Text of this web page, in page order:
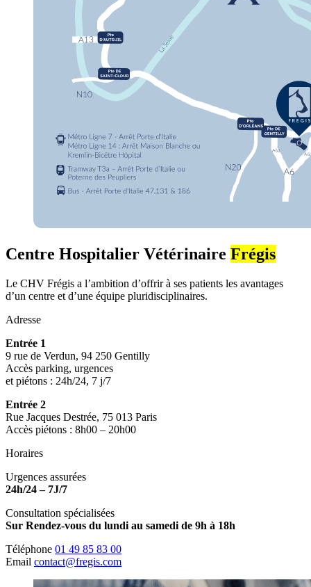
Centre Hospitalier Vétérinaire Frégis
Le CHV Frégis a l’ambition d’offrir à ses patients les avantages
d’un centre et d’une équipe pluridisciplinaires.
Adresse
Entrée 1
9 rue de Verdun, 94 250 Gentilly
Accès parking, urgences
et piétons : 24h/24, 7 j/7
Entrée 2
Rue Jacques Destrée, 75 013 Paris
Accès piétons : 8h00 – 20h00
Horaires
Urgences assurées
24h/24 – 7J/7
Consultation spécialisées
Sur Rendez-vous du lundi au samedi de 9h à 18h
Téléphone 01 49 85 83 00
Email contact@fregis.com